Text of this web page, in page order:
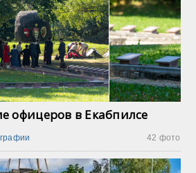
офицеров в Екабпилсе
42 фото